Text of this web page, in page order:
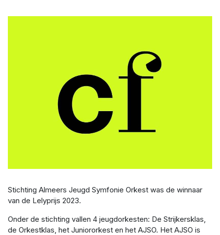
Stichting Almeers Jeugd Symfonie Orkest was de winnaar
van de Lelyprijs 2023.
Onder de stichting vallen 4 jeugdorkesten: De Strijkersklas,
de Orkestklas, het Juniororkest en het AJSO. Het AJSO is